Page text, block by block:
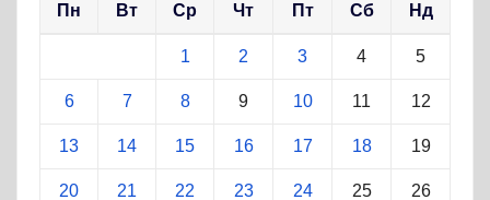
Пн Вт Ср Чт Пт Сб Нд
1 2 3 4 5
6 7 8 9 10 11 12
13 14 15 16 17 18 19
20 21 22 23 24 25 26